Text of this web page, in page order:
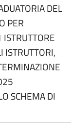
DEL
PER
ISTRUTTORE
ISTRUTTORI,
SCHEMA DI